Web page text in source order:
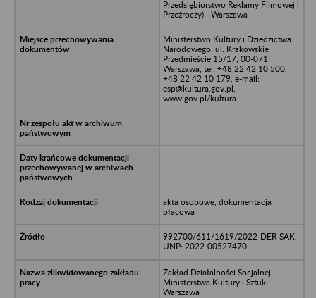
Przedsiębiorstwo Reklamy Filmowej i
Przeźroczy) - Warszawa
Ministerstwo Kultury i Dziedzictwa
Narodowego, ul. Krakowskie
Przedmieście 15/17, 00-071
Warszawa, tel. +48 22 42 10 500,
+48 22 42 10 179, e-mail:
esp@kultura.gov.pl,
www.gov.pl/kultura
akta osobowe, dokumentacja
płacowa
992700/611/1619/2022-DER-SAK,
UNP: 2022-00527470
Zakład Działalności Socjalnej
Ministerstwa Kultury i Sztuki -
Warszawa